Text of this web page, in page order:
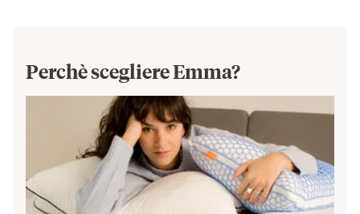
Perchè scegliere Emma?